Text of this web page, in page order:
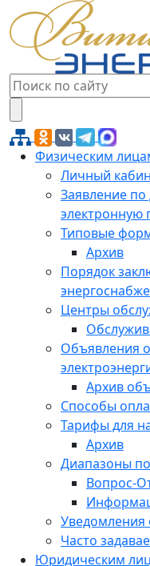
Физическим
Личный
Заявление по
электронную
Типовые
Архив
Порядок
Центры
Объявления
Архив
Способы
Тарифы для
Архив
Диапазоны
Вопрос-
Уведомления
Часто
Юридическим